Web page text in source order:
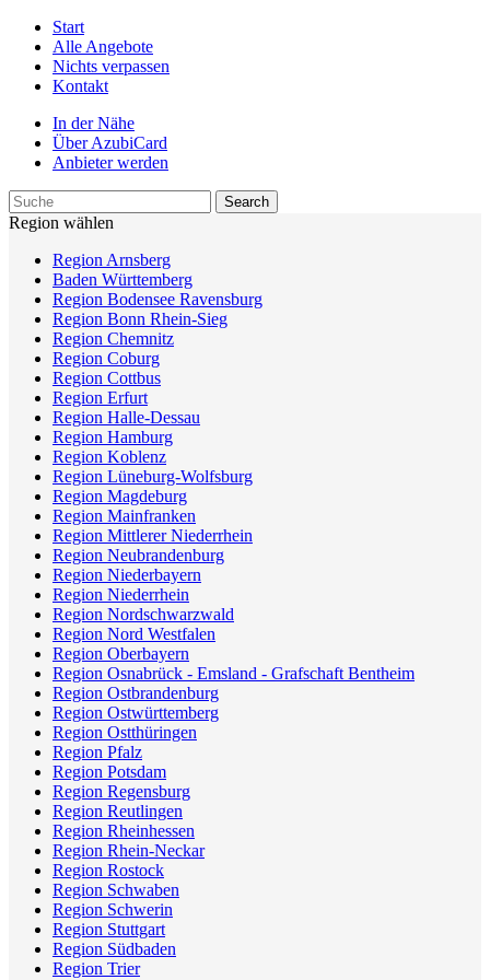
Start
Alle Angebote
Nichts verpassen
Kontakt
In der Nähe
Über AzubiCard
Anbieter werden
Region wählen
Region Arnsberg
Baden Württemberg
Region Bodensee Ravensburg
Region Bonn Rhein-Sieg
Region Chemnitz
Region Coburg
Region Cottbus
Region Erfurt
Region Halle-Dessau
Region Hamburg
Region Koblenz
Region Lüneburg-Wolfsburg
Region Magdeburg
Region Mainfranken
Region Mittlerer Niederrhein
Region Neubrandenburg
Region Niederbayern
Region Niederrhein
Region Nordschwarzwald
Region Nord Westfalen
Region Oberbayern
Region Osnabrück - Emsland - Grafschaft Bentheim
Region Ostbrandenburg
Region Ostwürttemberg
Region Ostthüringen
Region Pfalz
Region Potsdam
Region Regensburg
Region Reutlingen
Region Rheinhessen
Region Rhein-Neckar
Region Rostock
Region Schwaben
Region Schwerin
Region Stuttgart
Region Südbaden
Region Trier